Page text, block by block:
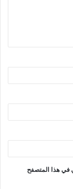
في هذا المتصفح